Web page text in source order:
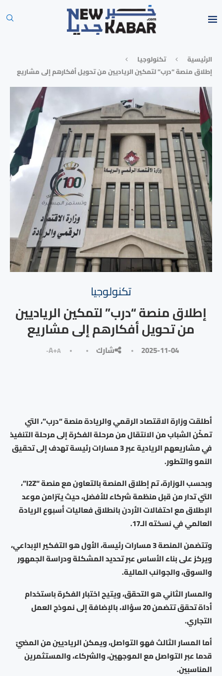
الرئيسية
تكنولوجيا
إطلاق منصة “درب” لتمكين الرياديين من تحويل أفكارهم إلى مشاريع
تكنولوجيا
إطلاق منصة “درب” لتمكين الرياديين
من تحويل أفكارهم إلى مشاريع
2025-11-04 شارك A+A-
أطلقت وزارة الاقتصاد الرقمي والريادة منصة “درب”، التي
تمكّن الشباب من الانتقال من مرحلة الفكرة إلى مرحلة التنفيذ
في مشاريعهم الريادية عبر 3 مسارات رئيسة تهدف إلى تحقيق
النمو والتطور.
وبحسب الوزارة، تم إطلاق المنصة بالتعاون مع منصة “I2Z”،
التي تدار من قبل منظمة شركاء للأفضل، حيث يتزامن موعد
الإطلاق مع احتفالات الأردن بانطلاق فعاليات أسبوع الريادة
العالمي في نسخته الـ17.
وتتضمن المنصة 3 مسارات رئيسة، الأول هو التفكير الإبداعي،
ويركز على بناء الأساس عبر تحديد المشكلة ودراسة الجمهور
والسوق، والجوانب المالية.
والمسار الثاني هو التحقق، ويتيح اختبار الفكرة باستخدام
أداة تحقق تتضمن 20 سؤالا، بالإضافة إلى نموذج العمل
التجاري.
أما المسار الثالث فهو التواصل، ويمكن الرياديين من المضيّ
قدما عبر التواصل مع الموجهين، والشركاء، والمستثمرين
المناسبين.